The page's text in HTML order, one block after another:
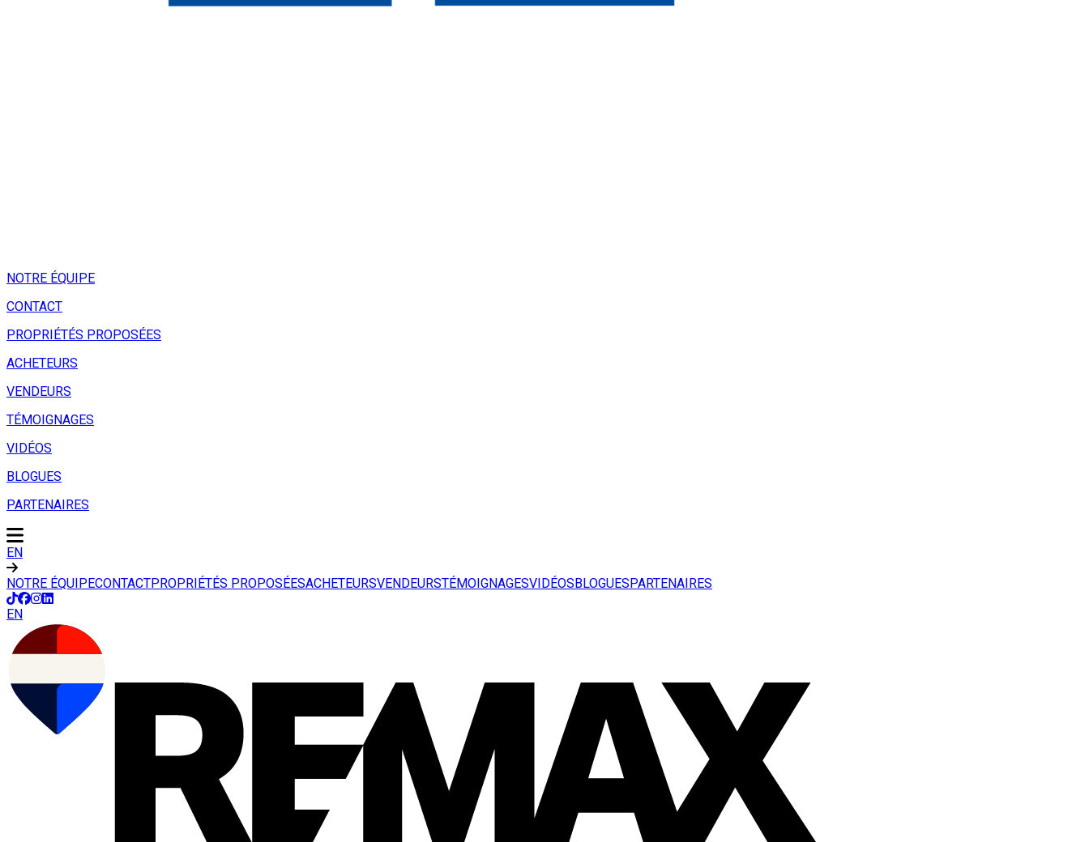
NOTRE ÉQUIPE
CONTACT
PROPRIÉTÉS PROPOSÉES
ACHETEURS
VENDEURS
TÉMOIGNAGES
VIDÉOS
BLOGUES
PARTENAIRES
EN
NOTRE ÉQUIPECONTACTPROPRIÉTÉS PROPOSÉESACHETEURSVENDEURSTÉMOIGNAGESVIDÉOSBLOGUESPARTENAIRES
EN